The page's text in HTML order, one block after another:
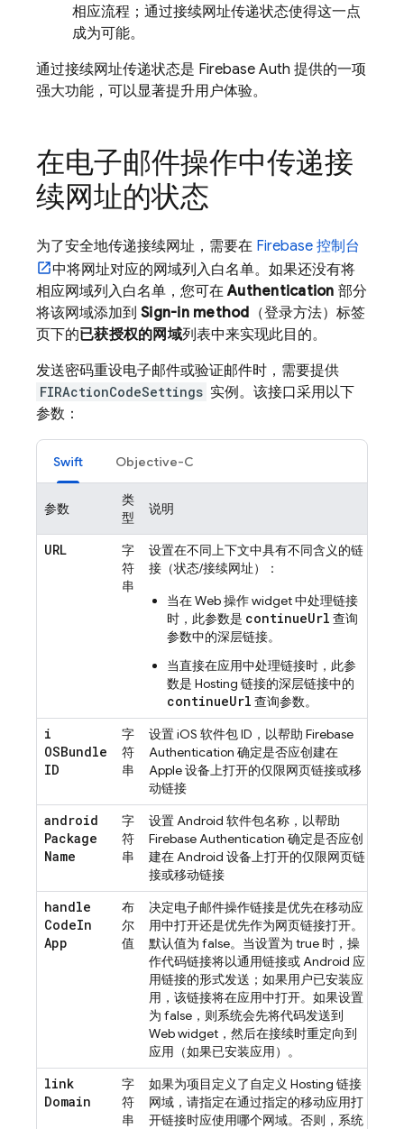
相应流程；通过接续网址传递状态使得这一点
成为可能。
通过接续网址传递状态是 Firebase Auth 提供的一项
强大功能，可以显著提升用户体验。
在电子邮件操作中传递接
续网址的状态
为了安全地传递接续网址，需要在 Firebase 控制台
中将网址对应的网域列入白名单。如果还没有将
相应网域列入白名单，您可在Authentication 部分
将该网域添加到 Sign-in method （登录方法）标签
页下的已获授权的网域列表中来实现此目的。
发送密码重设电子邮件或验证邮件时，需要提供
FIRActionCodeSettings 实例。该接口采用以下
参数：
Swift Objective-C
参数
类
型
说明
URL
字
符
串
设置在不同上下文中具有不同含义的链
接（状态/接续网址）：
当在 Web 操作 widget 中处理链接
时，此参数是 continueUrl 查询
参数中的深层链接。
当直接在应用中处理链接时，此参
数是 Hosting 链接的深层链接中的
continueUrl 查询参数。
i
OSBundle
ID
字
符
串
设置 iOS 软件包 ID，以帮助 Firebase
Authentication 确定是否应创建在
Apple 设备上打开的仅限网页链接或移
动链接
android
Package
Name
字
符
串
设置 Android 软件包名称，以帮助
Firebase Authentication 确定是否应创
建在 Android 设备上打开的仅限网页链
接或移动链接
handle
CodeIn
App
布
尔
值
决定电子邮件操作链接是优先在移动应
用中打开还是优先作为网页链接打开。
默认值为 false。当设置为 true 时，操
作代码链接将以通用链接或 Android 应
用链接的形式发送；如果用户已安装应
用，该链接将在应用中打开。如果设置
为 false，则系统会先将代码发送到
Web widget，然后在接续时重定向到
应用（如果已安装应用）。
link
Domain
字
符
串
如果为项目定义了自定义 Hosting 链接
网域，请指定在通过指定的移动应用打
开链接时应使用哪个网域。否则，系统